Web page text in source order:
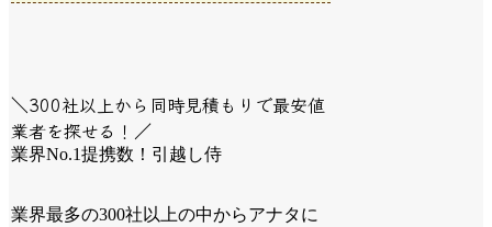
＼300社以上から同時見積もりで最安値
業者を探せる！／
業界No.1提携数！引越し侍
業界最多の300社以上の中からアナタに